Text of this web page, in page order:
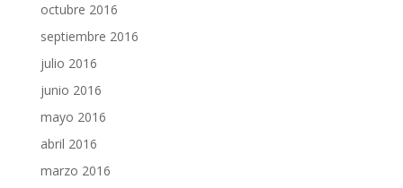
octubre 2016
septiembre 2016
julio 2016
junio 2016
mayo 2016
abril 2016
marzo 2016